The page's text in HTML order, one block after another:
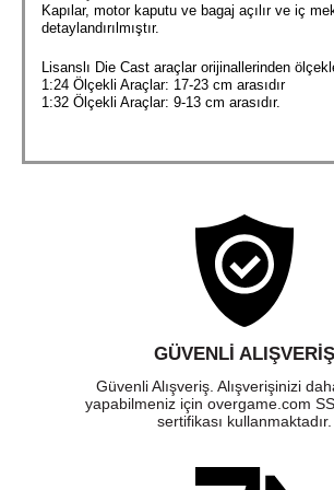
Kapılar, motor kaputu ve bagaj açılır ve iç
detaylandırılmıştır.
Lisanslı Die Cast araçlar orijinallerinden
1:24 Ölçekli Araçlar: 17-23 cm arasıdır
1:32 Ölçekli Araçlar: 9-13 cm arasıdır.
GÜVENLI ALIŞVERIŞ
Güvenli Alışveriş. Alışverişinizi
yapabilmeniz için overgame.com
sertifikası kullanmaktadır.